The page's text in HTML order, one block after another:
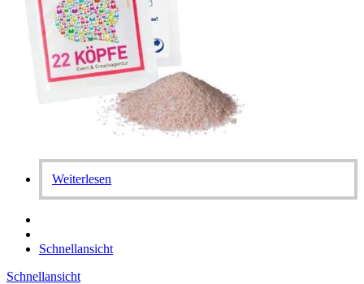
Weiterlesen
Schnellansicht
Schnellansicht